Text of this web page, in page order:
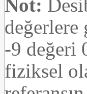
Not:
-9 değeri
fiziksel